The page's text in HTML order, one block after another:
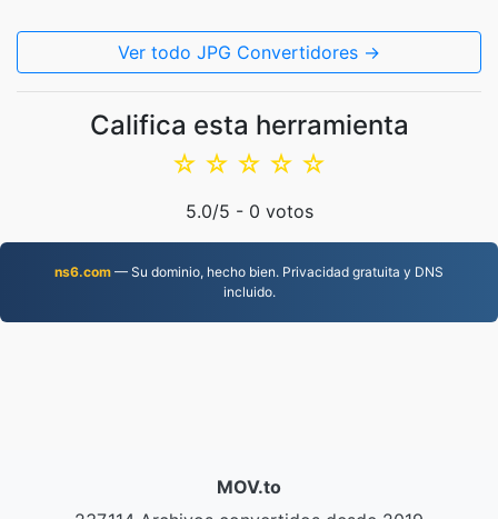
Ver todo JPG Convertidores →
Califica esta herramienta
☆
☆
☆
☆
☆
5.0/5 - 0 votos
ns6.com — Su dominio, hecho bien. Privacidad gratuita y DNS
incluido.
MOV.to